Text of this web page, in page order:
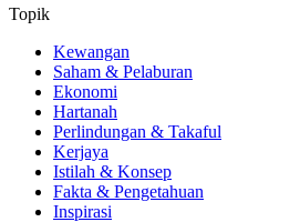
Topik
Kewangan
Saham & Pelaburan
Ekonomi
Hartanah
Perlindungan & Takaful
Kerjaya
Istilah & Konsep
Fakta & Pengetahuan
Inspirasi